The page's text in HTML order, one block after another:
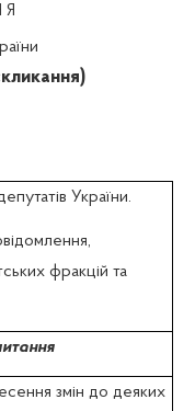
Я
України.
фракцій та
змін до деяких